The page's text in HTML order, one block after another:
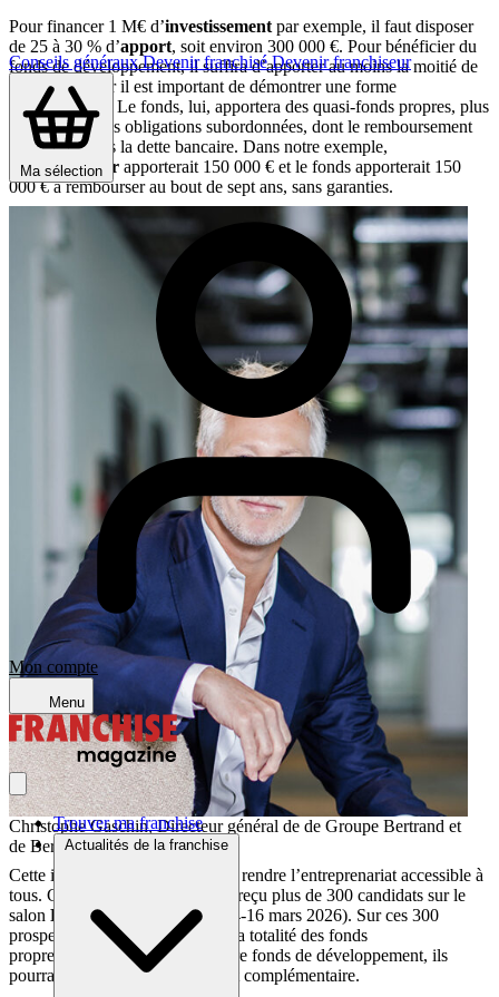
Conseils générauxDevenir franchiséDevenir franchiseur
Ma sélection
Mon compte
Menu
Trouver ma franchise
Actualités de la franchise
Pour financer 1 M€ d’investissement par exemple, il faut disposer
de 25 à 30 % d’apport, soit environ 300 000 €. Pour bénéficier du
fonds de développement, il suffira d’apporter au moins la moitié de
ce montant, car il est important de démontrer une forme
d’engagement. Le fonds, lui, apportera des quasi-fonds propres, plus
précisément des obligations subordonnées, dont le remboursement
intervient après la dette bancaire. Dans notre exemple,
entrepreneur apporterait 150 000 € et le fonds apporterait 150
000 € à rembourser au bout de sept ans, sans garanties.
Christophe Gaschin, Directeur général de de Groupe Bertrand et
de Bertrand Franchise
Cette initiative a pour objectif de rendre l’entreprenariat accessible à
tous. Concrètement, nous avons reçu plus de 300 candidats sur le
salon Franchise Expo Paris
(14-16 mars 2026). Sur ces 300
prospects, certains n’auront pas la totalité des fonds
propres nécessaires : grâce à notre fonds de développement, ils
pourraient bénéficier d’un apport complémentaire.